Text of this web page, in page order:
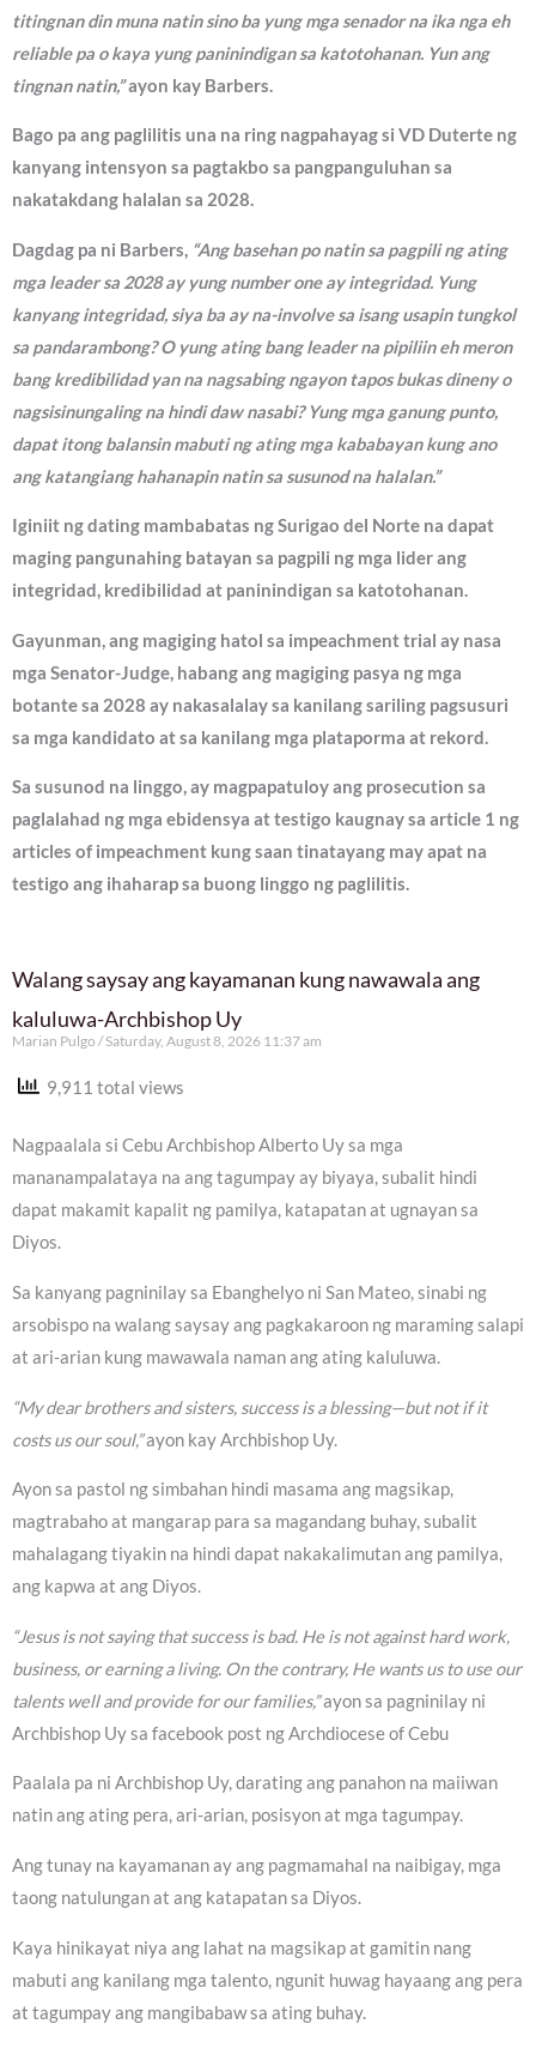
titingnan din muna natin sino ba yung mga senador na ika nga eh
reliable pa o kaya yung paninindigan sa katotohanan. Yun ang
tingnan natin,”ayon kay Barbers.
Bago pa ang paglilitis una na ring nagpahayag si VD Duterte ng
kanyang intensyon sa pagtakbo sa pangpanguluhan sa
nakatakdang halalan sa 2028.
Dagdag pa ni Barbers, “Ang basehan po natin sa pagpili ng ating
mga leader sa 2028 ay yung number one ay integridad. Yung
kanyang integridad, siya ba ay na-involve sa isang usapin tungkol
sa pandarambong? O yung ating bang leader na pipiliin eh meron
bang kredibilidad yan na nagsabing ngayon tapos bukas dineny o
nagsisinungaling na hindi daw nasabi? Yung mga ganung punto,
dapat itong balansin mabuti ng ating mga kababayan kung ano
ang katangiang hahanapin natin sa susunod na halalan.”
Iginiit ng dating mambabatas ng Surigao del Norte na dapat
maging pangunahing batayan sa pagpili ng mga lider ang
integridad, kredibilidad at paninindigan sa katotohanan.
Gayunman, ang magiging hatol sa impeachment trial ay nasa
mga Senator-Judge, habang ang magiging pasya ng mga
botante sa 2028 ay nakasalalay sa kanilang sariling pagsusuri
sa mga kandidato at sa kanilang mga plataporma at rekord.
Sa susunod na linggo, ay magpapatuloy ang prosecution sa
paglalahad ng mga ebidensya at testigo kaugnay sa article 1 ng
articles of impeachment kung saan tinatayang may apat na
testigo ang ihaharap sa buong linggo ng paglilitis.
Walang saysay ang kayamanan kung nawawala ang
kaluluwa-Archbishop Uy
Marian Pulgo Saturday, August 8, 2026 11:37 am
9,911 total views
Nagpaalala si Cebu Archbishop Alberto Uy sa mga
mananampalataya na ang tagumpay ay biyaya, subalit hindi
dapat makamit kapalit ng pamilya, katapatan at ugnayan sa
Diyos.
Sa kanyang pagninilay sa Ebanghelyo ni San Mateo, sinabi ng
arsobispo na walang saysay ang pagkakaroon ng maraming salapi
at ari-arian kung mawawala naman ang ating kaluluwa.
“My dear brothers and sisters, success is a blessing—but not if it
costs us our soul,”ayon kay Archbishop Uy.
Ayon sa pastol ng simbahan hindi masama ang magsikap,
magtrabaho at mangarap para sa magandang buhay, subalit
mahalagang tiyakin na hindi dapat nakakalimutan ang pamilya,
ang kapwa at ang Diyos.
“Jesus is not saying that success is bad. He is not against hard work,
business, or earning a living. On the contrary, He wants us to use our
talents well and provide for our families,”ayon sa pagninilay ni
Archbishop Uy sa facebook post ng Archdiocese of Cebu
Paalala pa ni Archbishop Uy, darating ang panahon na maiiwan
natin ang ating pera, ari-arian, posisyon at mga tagumpay.
Ang tunay na kayamanan ay ang pagmamahal na naibigay, mga
taong natulungan at ang katapatan sa Diyos.
Kaya hinikayat niya ang lahat na magsikap at gamitin nang
mabuti ang kanilang mga talento, ngunit huwag hayaang ang pera
at tagumpay ang mangibabaw sa ating buhay.